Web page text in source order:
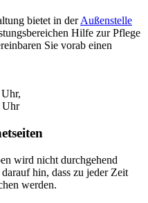
bietet in derAußenstelle
Hilfe zur Pflege
Sie vorab einen
Uhr
wird nicht durchgehend
hin, dass zu jeder Zeit
werden.